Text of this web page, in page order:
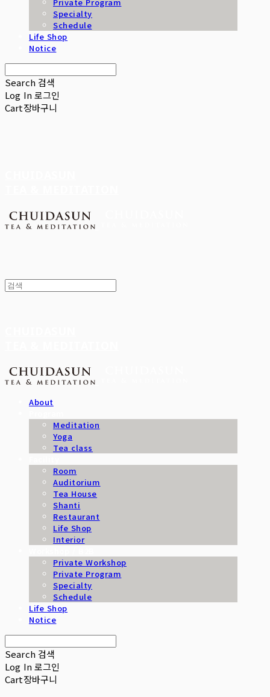
Specialty
Schedule
Life Shop
Notice
Search 검색
Log In로그인
Cart장바구니
About
Meditation
Yoga
Tea class
Room
Auditorium
Tea House
Shanti
Restaurant
Life Shop
Interior
Private Workshop
Private Program
Specialty
Schedule
Life Shop
Notice
Search 검색
Log In로그인
Cart장바구니